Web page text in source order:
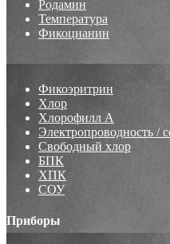
Родамин
Температура
Фикоцианин
Фикоэритрин
Хлор
Хлорофилл А
Электропроводность /
Свободный хлор
БПК
ХПК
СОУ
Приборы